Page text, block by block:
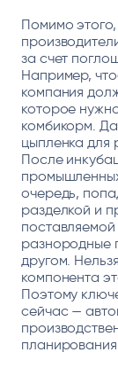
Помимо
за счет
Например,
компания
которое
комбикорм.
цыпленка для
После
очередь,
разделкой и
разнородные
другом.
компонента
Поэтому
сейчас —